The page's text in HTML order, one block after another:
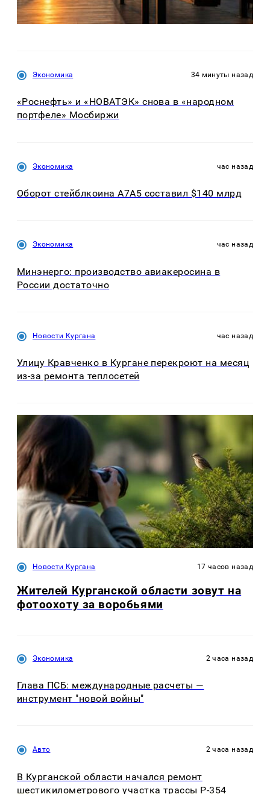
Экономика 34 минуты назад
«Роснефть» и «НОВАТЭК» снова в «народном
портфеле» Мосбиржи
Экономика час назад
Оборот стейблкоина А7А5 составил $140 млрд
Экономика час назад
Минэнерго: производство авиакеросина в
России достаточно
Новости Кургана час назад
Улицу Кравченко в Кургане перекроют на месяц
из-за ремонта теплосетей
Новости Кургана 17 часов назад
Жителей Курганской области зовут на
фотоохоту за воробьями
Экономика 2 часа назад
Глава ПСБ: международные расчеты —
инструмент "новой войны"
Авто 2 часа назад
В Курганской области начался ремонт
шестикилометрового участка трассы Р-354